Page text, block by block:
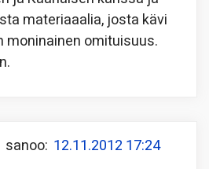
materiaaalia, josta kävi
moninainen omituisuus.
sanoo: 12.11.2012 17:24